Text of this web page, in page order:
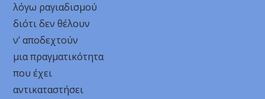
λόγω ραγιαδισμού
διότι δεν θέλουν
ν’ αποδεχτούν
μια πραγματικότητα
που έχει
αντικαταστήσει